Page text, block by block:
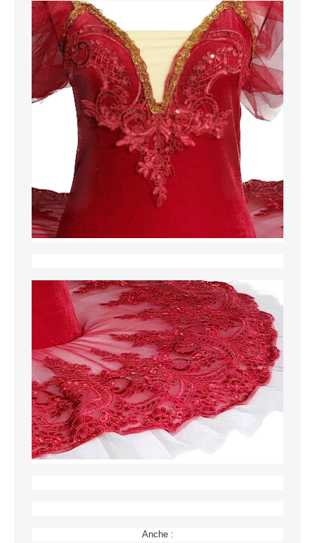
Anche :